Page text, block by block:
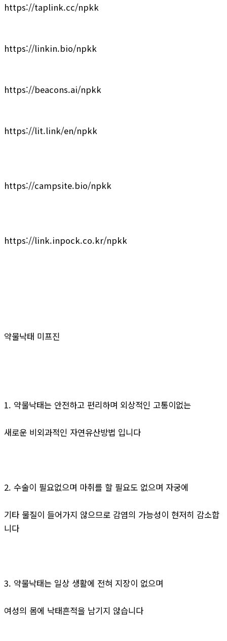
https://taplink.cc/npkk
https://linkin.bio/npkk
https://beacons.ai/npkk
https://lit.link/en/npkk
https://campsite.bio/npkk
https://link.inpock.co.kr/npkk
약물낙태 미프진
1. 약물낙태는 안전하고 편리하며 외상적인 고통이없는
새로운 비외과적인 자연유산방법 입니다
2. 수술이 필요없으며 마취를 할 필요도 없으며 자궁에
기타 물질이 들어가지 않으므로 감염의 가능성이 현저히 감소합
니다
3. 약물낙태는 일상 생활에 전혀 지장이 없으며
여성의 몸에 낙태흔적을 남기지 않습니다